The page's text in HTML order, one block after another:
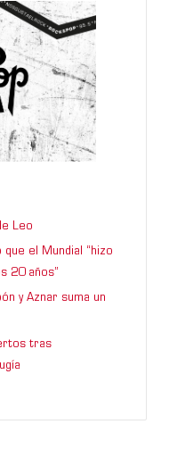
Leo
el Mundial “hizo
20 años”
y Aznar suma un
tras